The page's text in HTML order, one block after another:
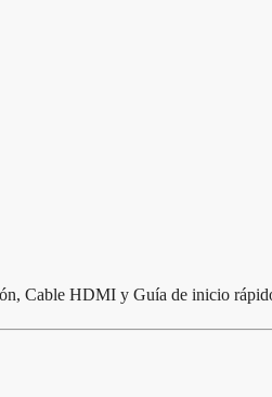
Cable HDMI y Guía de inicio